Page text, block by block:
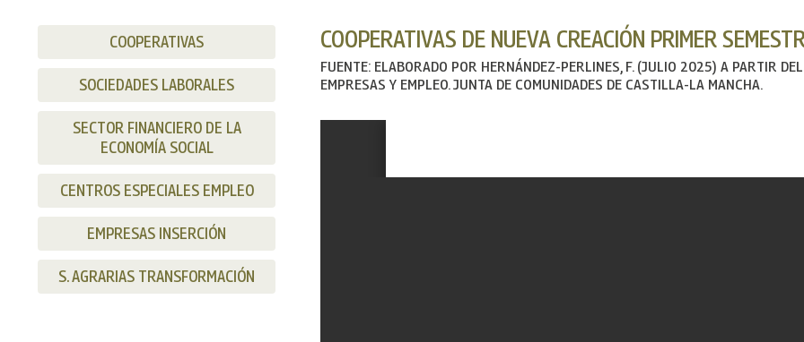
COOPERATIVAS
SOCIEDADES LABORALES
SECTOR FINANCIERO DE LA
ECONOMÍA SOCIAL
CENTROS ESPECIALES EMPLEO
EMPRESAS INSERCIÓN
S. AGRARIAS TRANSFORMACIÓN
COOPERATIVAS DE NUEVA CREACIÓN PRIMER
FUENTE: ELABORADO POR HERNÁNDEZ-PERLINES, F. (JULIO 2025) A PARTIR
EMPRESAS Y EMPLEO. JUNTA DE COMUNIDADES DE CASTILLA-LA MANCHA.